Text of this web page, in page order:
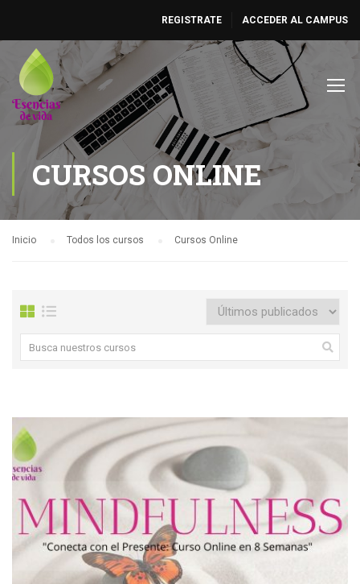
REGISTRATE ACCEDER AL CAMPUS
CURSOS ONLINE
Inicio Todos los cursos Cursos Online